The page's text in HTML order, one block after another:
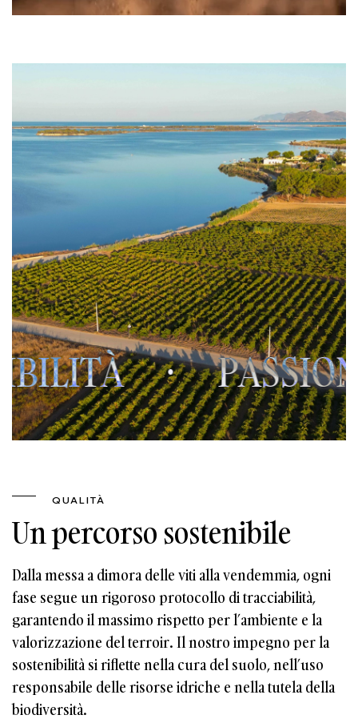
· PASSIONE E
QUALITÀ
Un percorso sostenibile
Dalla messa a dimora delle viti alla vendemmia, ogni
fase segue un rigoroso protocollo di tracciabilità,
garantendo il massimo rispetto per l’ambiente e la
valorizzazione del terroir. Il nostro impegno per la
sostenibilità si riflette nella cura del suolo, nell’uso
responsabile delle risorse idriche e nella tutela della
biodiversità.